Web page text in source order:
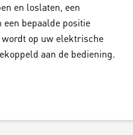
en loslaten, een
bepaalde positie
op uw elektrische
aan de bediening.